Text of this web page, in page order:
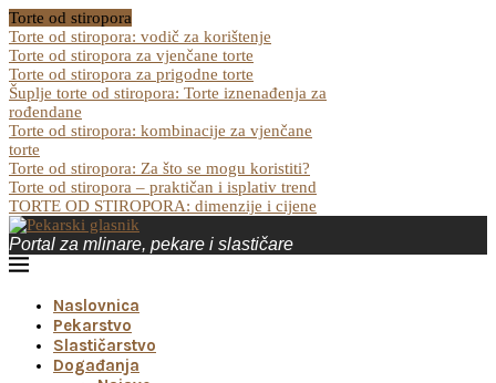
Torte od stiropora
Torte od stiropora: vodič za korištenje
Torte od stiropora za vjenčane torte
Torte od stiropora za prigodne torte
Šuplje torte od stiropora: Torte iznenađenja za
rođendane
Torte od stiropora: kombinacije za vjenčane
torte
Torte od stiropora: Za što se mogu koristiti?
Torte od stiropora – praktičan i isplativ trend
TORTE OD STIROPORA: dimenzije i cijene
Portal za mlinare, pekare i slastičare
Naslovnica
Pekarstvo
Slastičarstvo
Događanja